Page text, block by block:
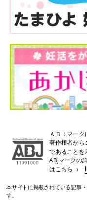
ＡＢＪマーク
著作権者から
であることを
ABJマークの
はこちら→
本サイトに掲載されている記事
す。